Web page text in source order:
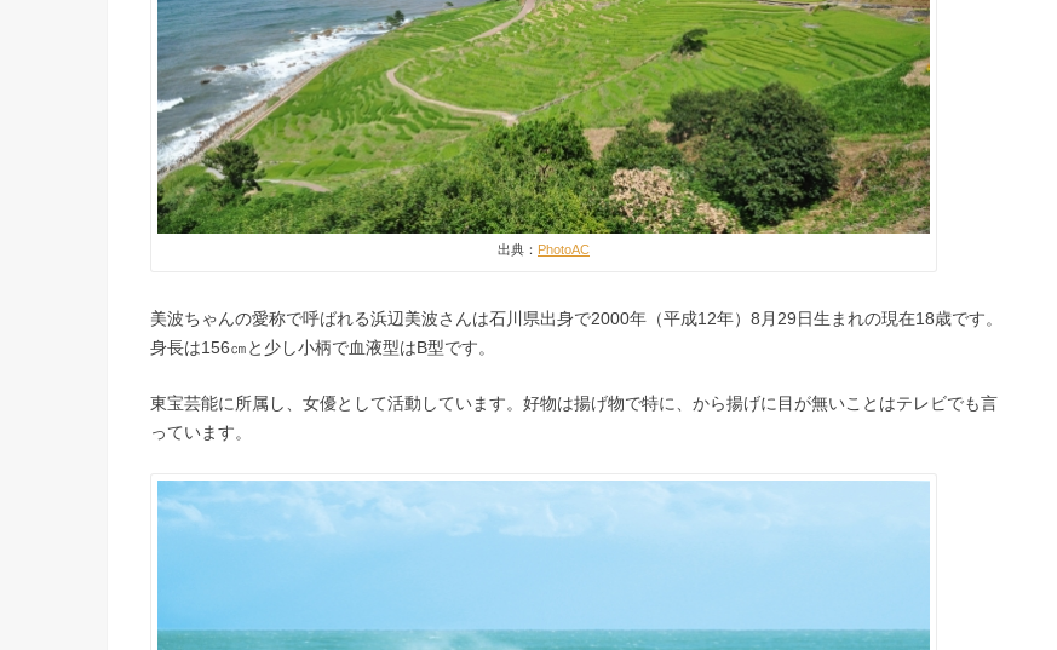
出典： PhotoAC
美波ちゃんの愛称で呼ばれる浜辺美波さんは石川県出身で2000年（平成12年）8月29日生まれの現在18歳です。
身長は156㎝と少し小柄で血液型はB型です。
東宝芸能に所属し、女優として活動しています。好物は揚げ物で特に、から揚げに目が無いことはテレビでも言
っています。